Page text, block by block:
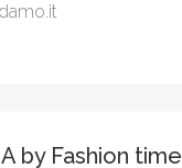
by Fashion time